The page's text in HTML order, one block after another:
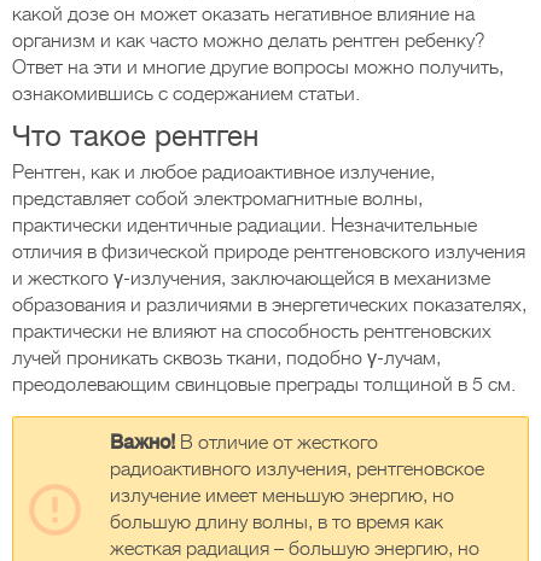
какой дозе он может оказать негативное влияние на
организм и как часто можно делать рентген ребенку?
Ответ на эти и многие другие вопросы можно получить,
ознакомившись с содержанием статьи.
Что такое рентген
Рентген, как и любое радиоактивное излучение,
представляет собой электромагнитные волны,
практически идентичные радиации. Незначительные
отличия в физической природе рентгеновского излучения
и жесткого γ-излучения, заключающейся в механизме
образования и различиями в энергетических показателях,
практически не влияют на способность рентгеновских
лучей проникать сквозь ткани, подобно γ-лучам,
преодолевающим свинцовые преграды толщиной в 5 см.
Важно! В отличие от жесткого
радиоактивного излучения, рентгеновское
излучение имеет меньшую энергию, но
большую длину волны, в то время как
жесткая радиация – большую энергию, но